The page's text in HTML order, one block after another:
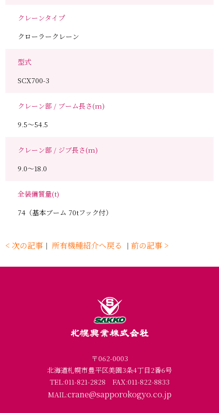
クレーンタイプ
クローラークレーン
型式
SCX700-3
クレーン部 / ブーム長さ(m)
9.5～54.5
クレーン部 / ジブ長さ(m)
9.0～18.0
全装備質量(t)
74（基本ブーム 70tフック付）
< 次の記事 ｜所有機種紹介へ戻る ｜前の記事 >
〒062-0003
北海道札幌市豊平区美園3条4丁目2番6号
TEL:011-821-2828
FAX:011-822-8833
MAIL:crane@sapporokogyo.co.jp